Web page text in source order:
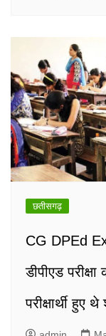
छतीसगढ़
CG DPEd
डीपीएड
परीक्षार्थी